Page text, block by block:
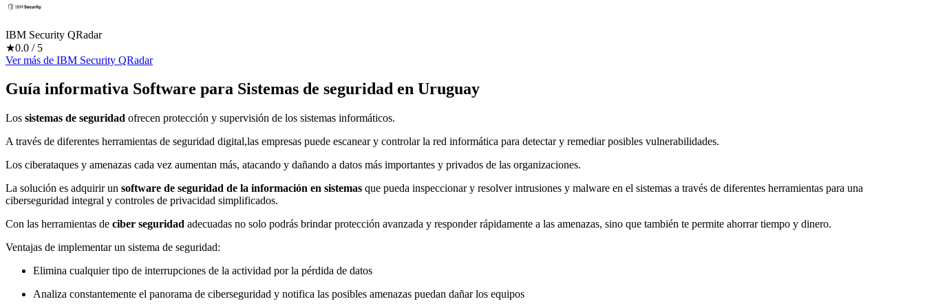
IBM Security QRadar
★0.0 / 5
Ver más de IBM Security QRadar
Guía informativa Software para Sistemas de seguridad en Uruguay
Los sistemas de seguridad ofrecen protección y supervisión de los sistemas informáticos.
A través de diferentes herramientas de seguridad digital,las empresas puede escanear y controlar la red informática para detectar y remediar posibles vulnerabilidades.
Los ciberataques y amenazas cada vez aumentan más, atacando y dañando a datos más importantes y privados de las organizaciones.
La solución es adquirir un software de seguridad de la información en sistemas que pueda inspeccionar y resolver intrusiones y malware en el sistemas a través de diferentes herramientas para una
ciberseguridad integral y controles de privacidad simplificados.
Con las herramientas de ciber seguridad adecuadas no solo podrás brindar protección avanzada y responder rápidamente a las amenazas, sino que también te permite ahorrar tiempo y dinero.
Ventajas de implementar un sistema de seguridad:
Elimina cualquier tipo de interrupciones de la actividad por la pérdida de datos
Analiza constantemente el panorama de ciberseguridad y notifica las posibles amenazas puedan dañar los equipos